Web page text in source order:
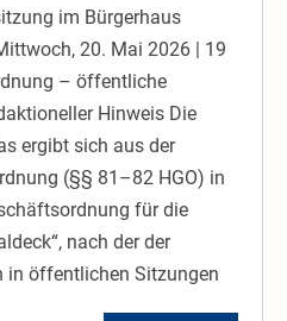
im Bürgerhaus
20. Mai 2026 | 19
– öffentliche
Hinweis Die
ergibt sich aus der
(§§ 81–82 HGO) in
für die
nach der der
in öffentlichen Sitzungen